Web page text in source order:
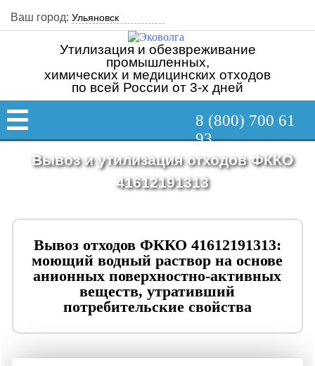
Ваш город:
Утилизация и обезвреживание
промышленных,
химических и медицинских отходов
по всей России от 3-х дней
8 (800) 700 61
93
Вывоз и утилизация отходов ФККО
41612191313
Вывоз отходов ФККО 41612191313:
моющий водный раствор на основе
анионных поверхностно-активных
веществ, утративший
потребительские свойства